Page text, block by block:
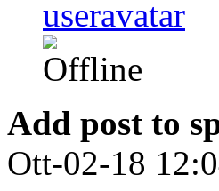
Add post to
Ott-02-18